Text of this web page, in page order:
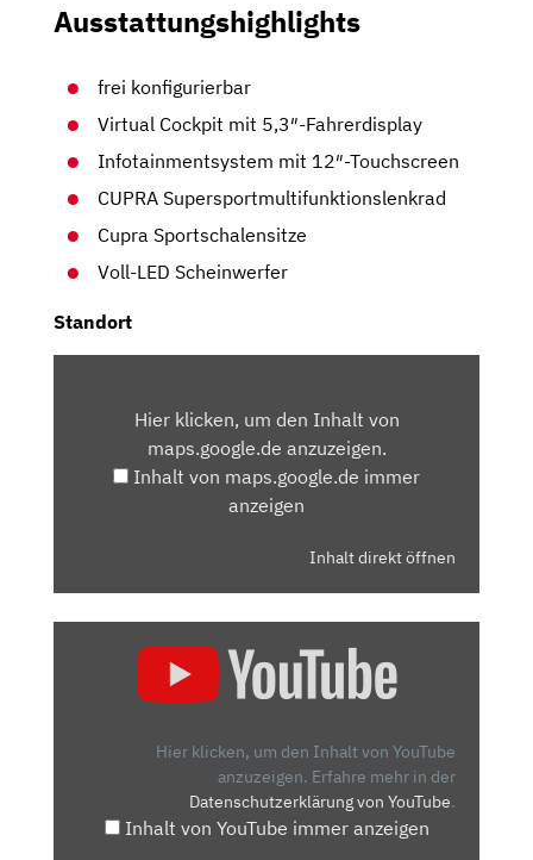
Ausstattungshighlights
frei konfigurierbar
Virtual Cockpit mit 5,3″-Fahrerdisplay
Infotainmentsystem mit 12″-Touchscreen
CUPRA Supersportmultifunktionslenkrad
Cupra Sportschalensitze
Voll-LED Scheinwerfer
Standort
MAPS.GOOGLE.DEHier klicken, um den Inhalt von
maps.google.de anzuzeigen.
Inhalt von maps.google.de immer
anzeigen
Inhalt direkt öffnen
SPANIER?
Hier klicken, um den Inhalt von YouTube
anzuzeigen. Erfahre mehr in der
Datenschutzerklärung von YouTube.
Inhalt von YouTube immer anzeigen